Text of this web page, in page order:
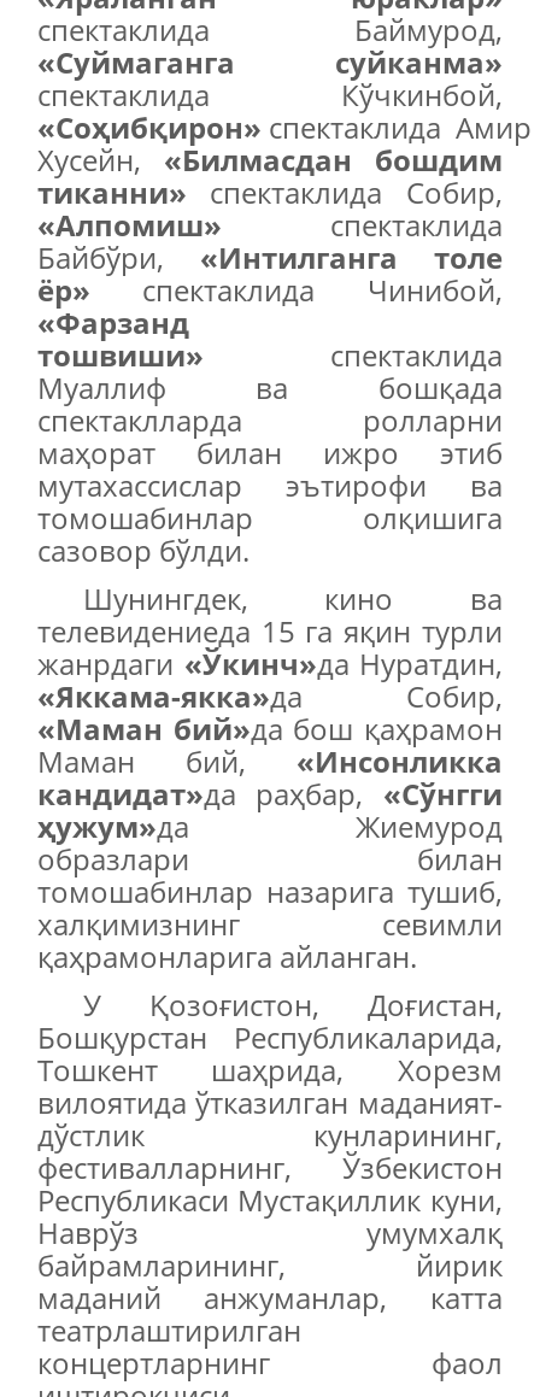
спектаклида Баймурод,
«Суймаганга суйканма»
спектаклида Кўчкинбой,
«Соҳибқирон» спектаклида Амир
Хусейн, «Билмасдан бошдим
тиканни» спектаклида Собир,
«Алпомиш» спектаклида
Байбўри, «Интилганга толе
ёр» спектаклида Чинибой,
«Фарзанд
тошвиши» спектаклида
Муаллиф ва бошқада
спектаклларда ролларни
маҳорат билан ижро этиб
мутахассислар эътирофи ва
томошабинлар олқишига
сазовор бўлди.
Шунингдек, кино ва
телевидениеда 15 га яқин турли
жанрдаги «Ўкинч»да Нуратдин,
«Яккама-якка»да Собир,
«Маман бий»да бош қаҳрамон
Маман бий, «Инсонликка
кандидат»да раҳбар, «Сўнгги
ҳужум»да Жиемурод
образлари билан
томошабинлар назарига тушиб,
халқимизнинг севимли
қаҳрамонларига айланган.
У Қозоғистон, Доғистан,
Бошқурстан Республикаларида,
Тошкент шаҳрида, Хорезм
вилоятида ўтказилган маданият-
дўстлик кунларининг,
фестивалларнинг, Ўзбекистон
Республикаси Мустақиллик куни,
Наврўз умумхалқ
байрамларининг, йирик
маданий анжуманлар, катта
театрлаштирилган
концертларнинг фаол